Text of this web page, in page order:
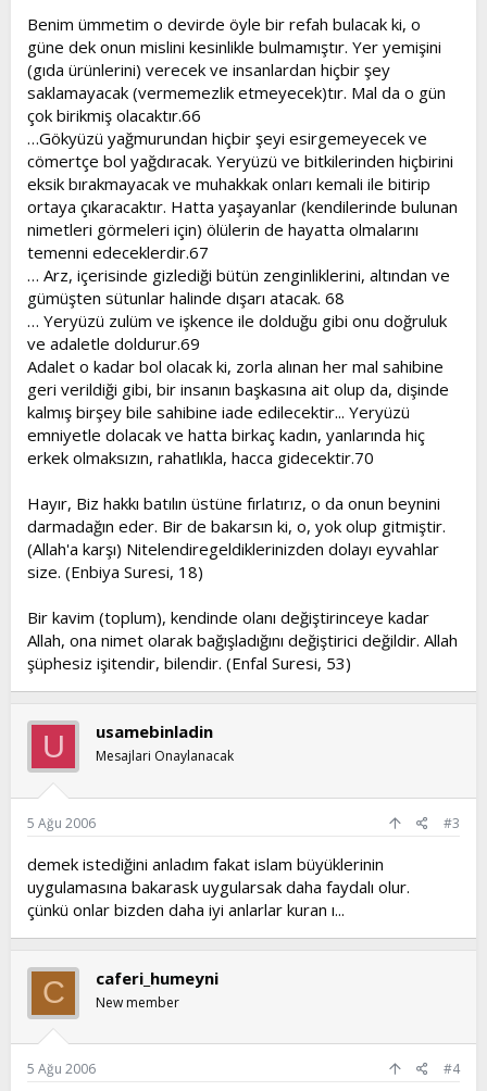
Benim ümmetim o devirde öyle bir refah bulacak ki, o
güne dek onun mislini kesinlikle bulmamıştır. Yer yemişini
(gıda ürünlerini) verecek ve insanlardan hiçbir şey
saklamayacak (vermemezlik etmeyecek)tır. Mal da o gün
çok birikmiş olacaktır.66
…Gökyüzü yağmurundan hiçbir şeyi esirgemeyecek ve
cömertçe bol yağdıracak. Yeryüzü ve bitkilerinden hiçbirini
eksik bırakmayacak ve muhakkak onları kemali ile bitirip
ortaya çıkaracaktır. Hatta yaşayanlar (kendilerinde bulunan
nimetleri görmeleri için) ölülerin de hayatta olmalarını
temenni edeceklerdir.67
… Arz, içerisinde gizlediği bütün zenginliklerini, altından ve
gümüşten sütunlar halinde dışarı atacak. 68
… Yeryüzü zulüm ve işkence ile dolduğu gibi onu doğruluk
ve adaletle doldurur.69
Adalet o kadar bol olacak ki, zorla alınan her mal sahibine
geri verildiği gibi, bir insanın başkasına ait olup da, dişinde
kalmış birşey bile sahibine iade edilecektir... Yeryüzü
emniyetle dolacak ve hatta birkaç kadın, yanlarında hiç
erkek olmaksızın, rahatlıkla, hacca gidecektir.70
Hayır, Biz hakkı batılın üstüne fırlatırız, o da onun beynini
darmadağın eder. Bir de bakarsın ki, o, yok olup gitmiştir.
(Allah'a karşı) Nitelendiregeldiklerinizden dolayı eyvahlar
size. (Enbiya Suresi, 18)
Bir kavim (toplum), kendinde olanı değiştirinceye kadar
Allah, ona nimet olarak bağışladığını değiştirici değildir. Allah
şüphesiz işitendir, bilendir. (Enfal Suresi, 53)
U usamebinladin
Mesajlari Onaylanacak
5 Ağu 2006 #3
demek istediğini anladım fakat islam büyüklerinin
uygulamasına bakarask uygularsak daha faydalı olur.
çünkü onlar bizden daha iyi anlarlar kuran ı...
C caferi_humeyni
New member
5 Ağu 2006 #4